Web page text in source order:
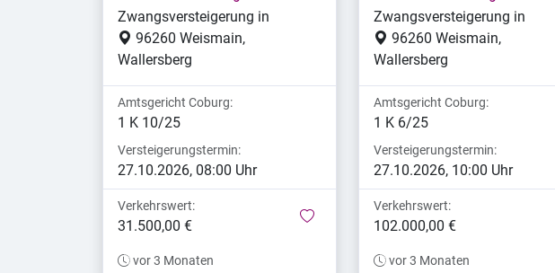
Zwangsversteigerung in
96260 Weismain,
Wallersberg
Amtsgericht Coburg:
1 K 10/25
Versteigerungstermin:
27.10.2026, 08:00 Uhr
Verkehrswert:
31.500,00 €
merken
vor 3 Monaten
Zwangsversteigerung in
96260 Weismain,
Wallersberg
Amtsgericht Coburg:
1 K 6/25
Versteigerungstermin:
27.10.2026, 10:00 Uhr
Verkehrswert:
102.000,00 €
vor 3 Monaten